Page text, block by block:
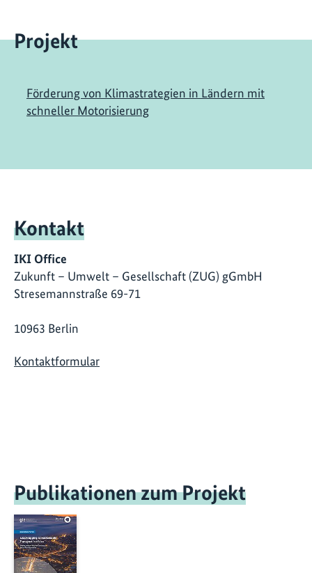
Projekt
Förderung von Klimastrategien in Ländern mit
schneller Motorisierung
Kontakt
IKI Office
Zukunft – Umwelt – Gesellschaft (ZUG) gGmbH
Stresemannstraße 69-71
10963 Berlin
Kontaktformular
Publikationen zum Projekt